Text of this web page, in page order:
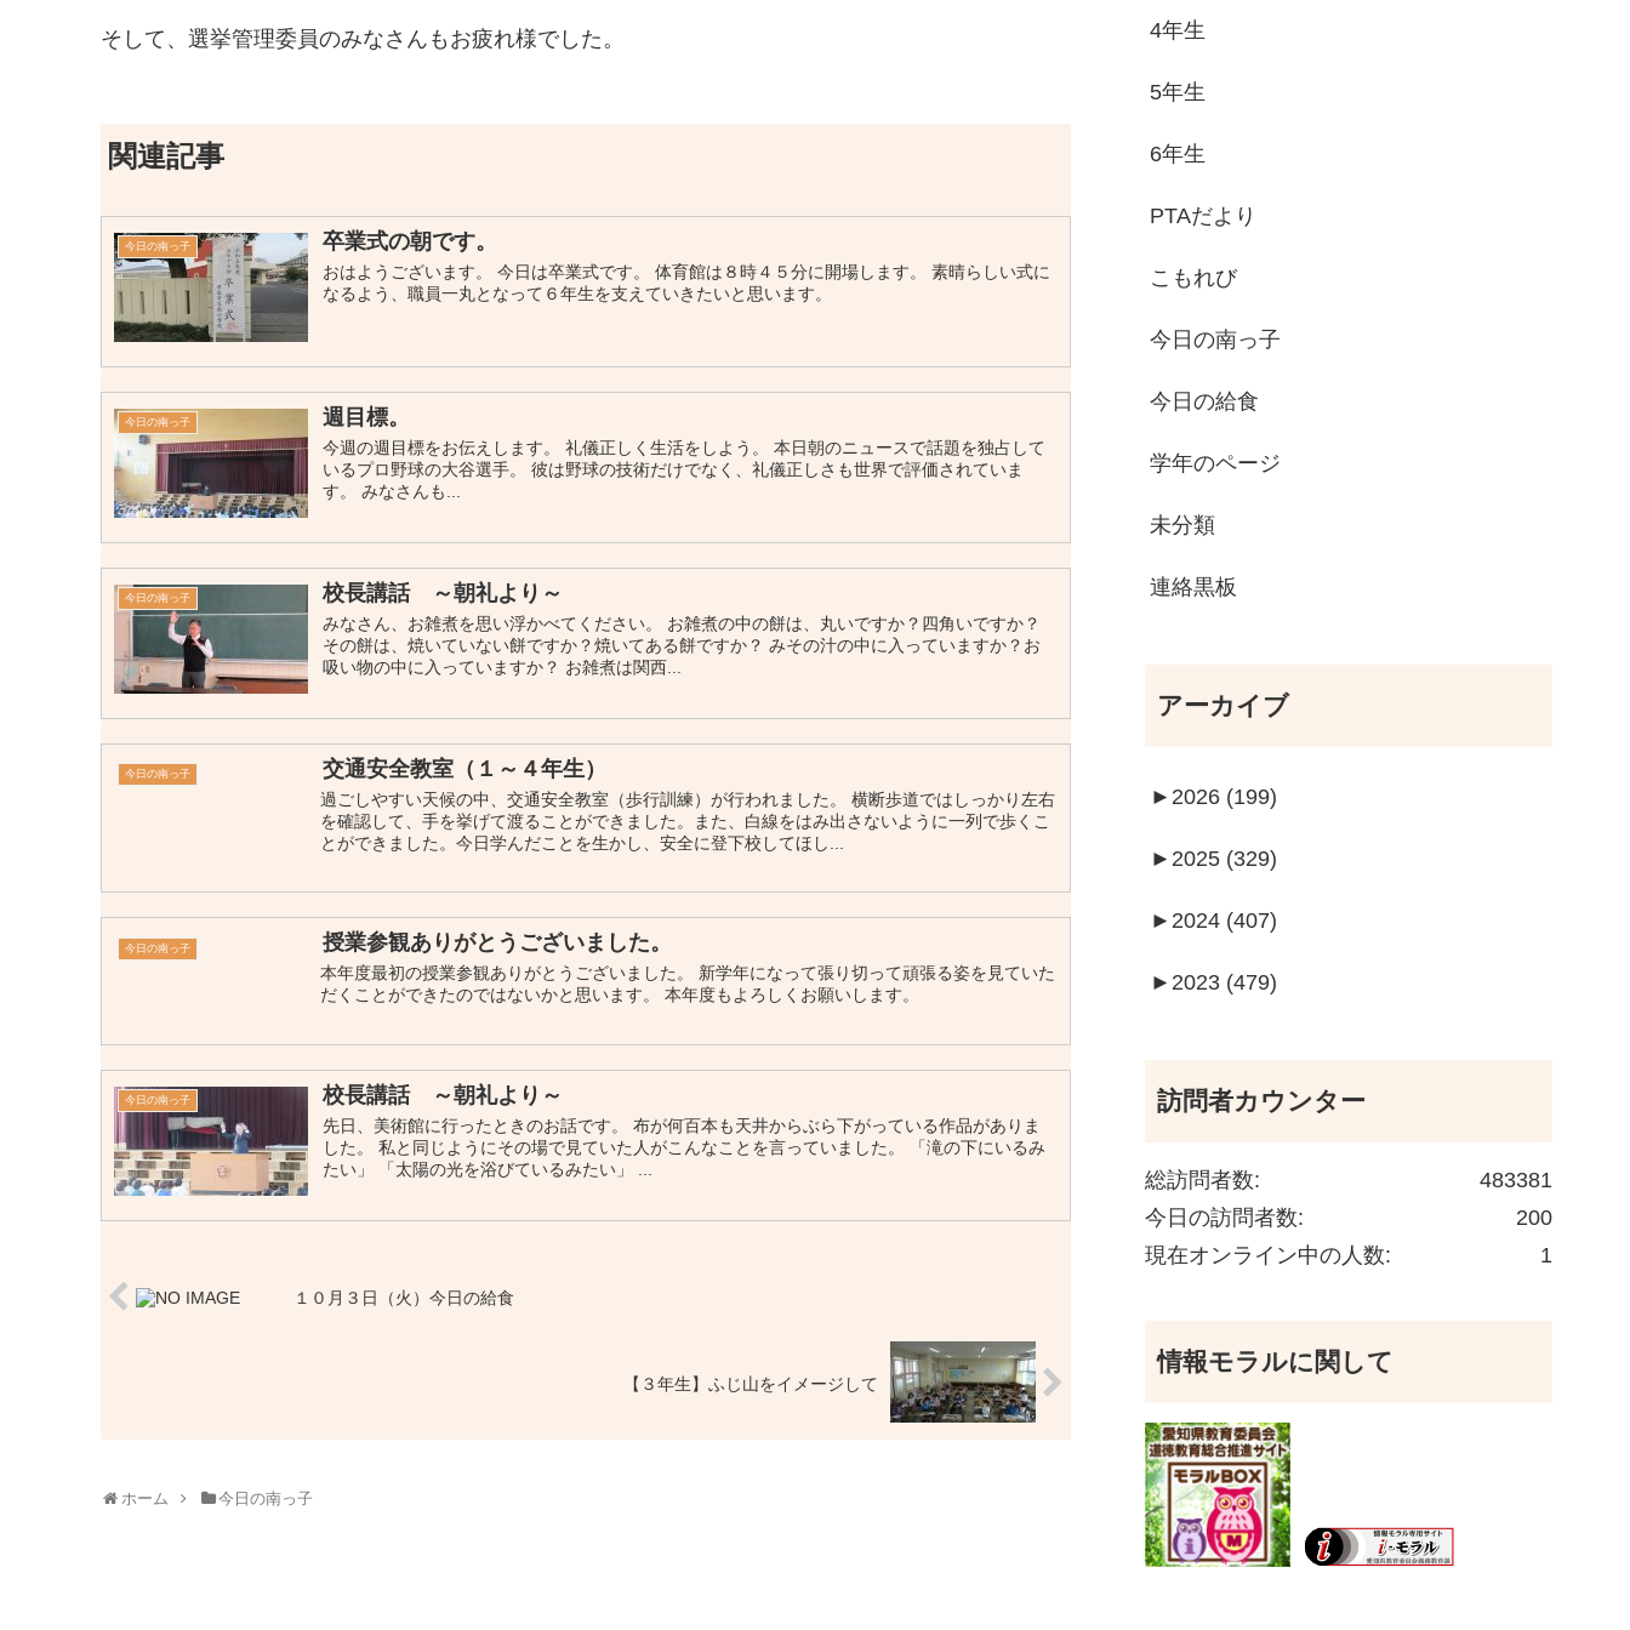
そして、選挙管理委員のみなさんもお疲れ様でした。
関連記事
今日の南っ子 卒業式の朝です。
おはようございます。 今日は卒業式です。 体育館は８時４５分に開場します。 素晴らしい式に
なるよう、職員一丸となって６年生を支えていきたいと思います。
今日の南っ子 週目標。
今週の週目標をお伝えします。 礼儀正しく生活をしよう。 本日朝のニュースで話題を独占して
いるプロ野球の大谷選手。 彼は野球の技術だけでなく、礼儀正しさも世界で評価されていま
す。 みなさんも...
今日の南っ子 校長講話 ～朝礼より～
みなさん、お雑煮を思い浮かべてください。 お雑煮の中の餅は、丸いですか？四角いですか？
その餅は、焼いていない餅ですか？焼いてある餅ですか？ みその汁の中に入っていますか？お
吸い物の中に入っていますか？ お雑煮は関西...
今日の南っ子 交通安全教室（１～４年生）
過ごしやすい天候の中、交通安全教室（歩行訓練）が行われました。 横断歩道ではしっかり左右
を確認して、手を挙げて渡ることができました。また、白線をはみ出さないように一列で歩くこ
とができました。今日学んだことを生かし、安全に登下校してほし...
今日の南っ子 授業参観ありがとうございました。
本年度最初の授業参観ありがとうございました。 新学年になって張り切って頑張る姿を見ていた
だくことができたのではないかと思います。 本年度もよろしくお願いします。
今日の南っ子 校長講話 ～朝礼より～
先日、美術館に行ったときのお話です。 布が何百本も天井からぶら下がっている作品がありま
した。 私と同じようにその場で見ていた人がこんなことを言っていました。 「滝の下にいるみ
たい」 「太陽の光を浴びているみたい」 ...
１０月３日（火）今日の給食
【３年生】ふじ山をイメージして
ホーム 今日の南っ子
4年生
5年生
6年生
PTAだより
こもれび
今日の南っ子
今日の給食
学年のページ
未分類
連絡黒板
アーカイブ
► 2026 (199)
► 2025 (329)
► 2024 (407)
► 2023 (479)
訪問者カウンター
483381
総訪問者数:
200
今日の訪問者数:
1
現在オンライン中の人数:
情報モラルに関して